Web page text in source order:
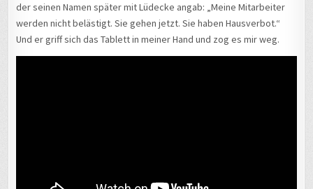
der seinen Namen später mit Lüdecke angab: „Meine Mitarbeiter
werden nicht belästigt. Sie gehen jetzt. Sie haben Hausverbot.“
Und er griff sich das Tablett in meiner Hand und zog es mir weg.